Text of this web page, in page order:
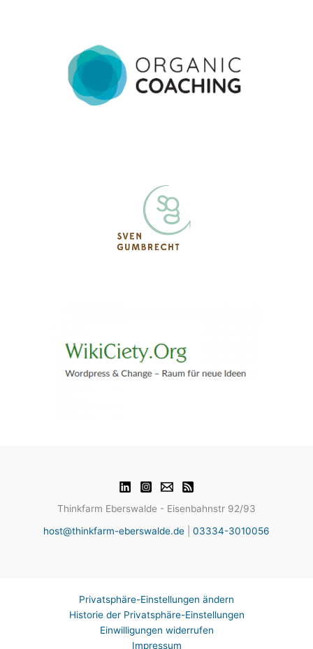
Thinkfarm Eberswalde - Eisenbahnstr 92/93
host@thinkfarm-eberswalde.de
03334-3010056
Privatsphäre-Einstellungen ändern
Historie der Privatsphäre-Einstellungen
Einwilligungen widerrufen
Impressum